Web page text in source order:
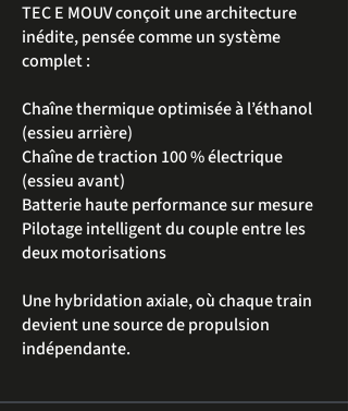
TEC E MOUV conçoit une architecture
inédite, pensée comme un système
complet :
Chaîne thermique optimisée à l’éthanol
(essieu arrière)
Chaîne de traction 100 % électrique
(essieu avant)
Batterie haute performance sur mesure
Pilotage intelligent du couple entre les
deux motorisations
Une hybridation axiale, où chaque train
devient une source de propulsion
indépendante.